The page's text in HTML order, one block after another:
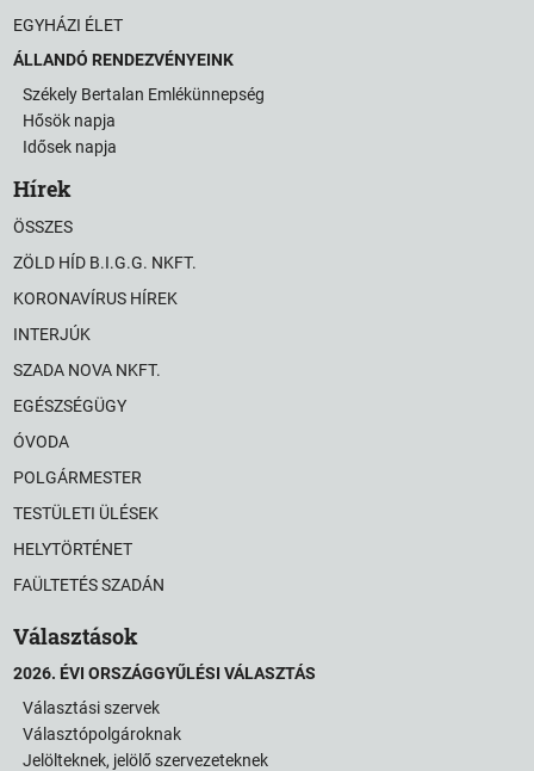
EGYHÁZI ÉLET
ÁLLANDÓ RENDEZVÉNYEINK
Székely Bertalan Emlékünnepség
Hősök napja
Idősek napja
Hírek
ÖSSZES
ZÖLD HÍD B.I.G.G. NKFT.
KORONAVÍRUS HÍREK
INTERJÚK
SZADA NOVA NKFT.
EGÉSZSÉGÜGY
ÓVODA
POLGÁRMESTER
TESTÜLETI ÜLÉSEK
HELYTÖRTÉNET
FAÜLTETÉS SZADÁN
Választások
2026. ÉVI ORSZÁGGYŰLÉSI VÁLASZTÁS
Választási szervek
Választópolgároknak
Jelölteknek, jelölő szervezeteknek